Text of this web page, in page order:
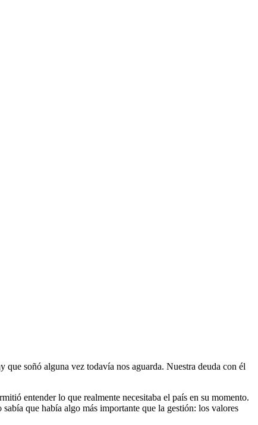
soñó alguna vez todavía nos aguarda. Nuestra deuda con él
entender lo que realmente necesitaba el país en su momento.
que había algo más importante que la gestión: los valores